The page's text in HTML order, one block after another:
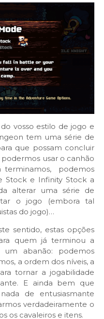
vosso estilo de jogo e
tem uma série de
que possam concluir
usar o canhão
terminamos, podemos
Stock e Infinity Stock a
alterar uma série de
o jogo (embora tal
do jogo)…
sentido, estas opções
quem já terminou a
abanão: podemos
a ordem dos níveis, a
tornar a jogabilidade
E ainda bem que
de entusiasmante
verdadeiramente o
os cavaleiros e itens.